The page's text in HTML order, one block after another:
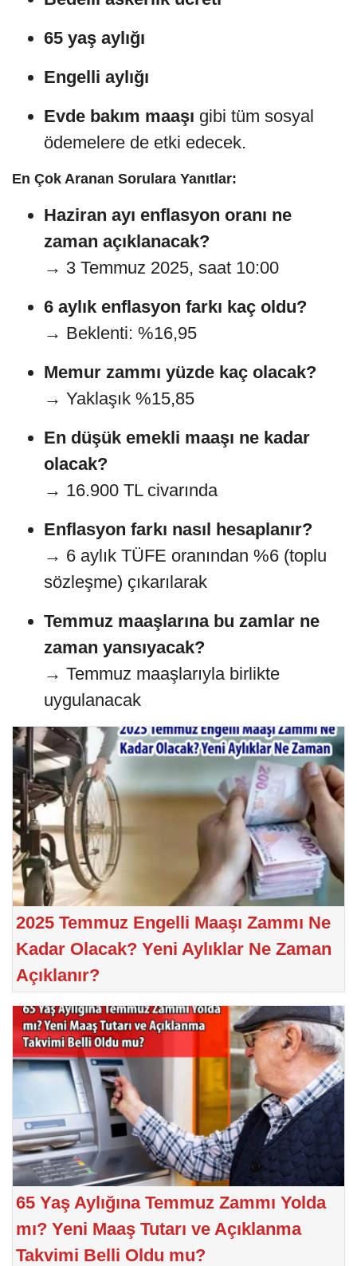
65 yaş aylığı
Engelli aylığı
Evde bakım maaşı gibi tüm sosyal
ödemelere de etki edecek.
En Çok Aranan Sorulara Yanıtlar:
Haziran ayı enflasyon oranı ne
zaman açıklanacak?
→ 3 Temmuz 2025, saat 10:00
6 aylık enflasyon farkı kaç oldu?
→ Beklenti: %16,95
Memur zammı yüzde kaç olacak?
→ Yaklaşık %15,85
En düşük emekli maaşı ne kadar
olacak?
→ 16.900 TL civarında
Enflasyon farkı nasıl hesaplanır?
→ 6 aylık TÜFE oranından %6 (toplu
sözleşme) çıkarılarak
Temmuz maaşlarına bu zamlar ne
zaman yansıyacak?
→ Temmuz maaşlarıyla birlikte
uygulanacak
2025 Temmuz Engelli Maaşı Zammı Ne
Kadar Olacak? Yeni Aylıklar Ne Zaman
Açıklanır?
65 Yaş Aylığına Temmuz Zammı Yolda
mı? Yeni Maaş Tutarı ve Açıklanma
Takvimi Belli Oldu mu?